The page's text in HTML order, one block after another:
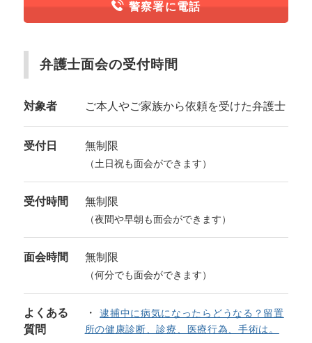
警察署に電話
弁護士面会の受付時間
対象者 ご本人やご家族から依頼を受けた弁護士
受付日 無制限
（土日祝も面会ができます）
受付時間 無制限
（夜間や早朝も面会ができます）
面会時間 無制限
（何分でも面会ができます）
よくある
質問
逮捕中に病気になったらどうなる？留置
所の健康診断、診療、医療行為、手術は。